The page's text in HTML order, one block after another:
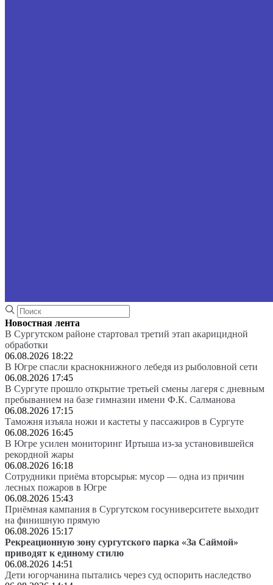
Новостная лента
В Сургутском районе стартовал третий этап акарицидной
обработки
06.08.2026 18:22
В Югре спасли краснокнижного лебедя из рыболовной сети
06.08.2026 17:45
В Сургуте прошло открытие третьей смены лагеря с дневным
пребыванием на базе гимназии имени Ф.К. Салманова
06.08.2026 17:15
Таможня изъяла ножи и кастеты у пассажиров в Сургуте
06.08.2026 16:45
В Югре усилен мониторинг Иртыша из-за установившейся
рекордной жары
06.08.2026 16:18
Сотрудники приёма вторсырья: мусор — одна из причин
лесных пожаров в Югре
06.08.2026 15:43
Приёмная кампания в Сургутском госуниверситете выходит
на финишную прямую
06.08.2026 15:17
Рекреационную зону сургутского парка «За Саймой»
приводят к единому стилю
06.08.2026 14:51
Дети югорчанина пытались через суд оспорить наследство